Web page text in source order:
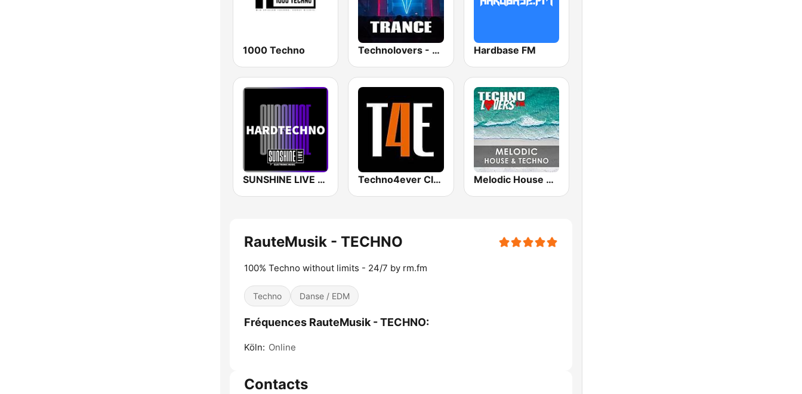
1000 Techno Technolovers - TRANCE Hardbase FM
SUNSHINE LIVE - Hardtechno Techno4ever Club Melodic House & Techno @ Technolovers.FM
RauteMusik - TECHNO
100% Techno without limits - 24/7 by rm.fm
Techno Danse / EDM
Fréquences RauteMusik - TECHNO:
Köln: Online
Contacts